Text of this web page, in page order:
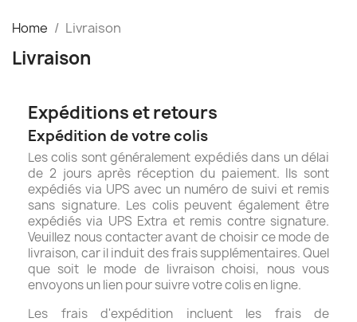
Home Livraison
Livraison
Expéditions et retours
Expédition de votre colis
Les colis sont généralement expédiés dans un délai
de 2 jours après réception du paiement. Ils sont
expédiés via UPS avec un numéro de suivi et remis
sans signature. Les colis peuvent également être
expédiés via UPS Extra et remis contre signature.
Veuillez nous contacter avant de choisir ce mode de
livraison, car il induit des frais supplémentaires. Quel
que soit le mode de livraison choisi, nous vous
envoyons un lien pour suivre votre colis en ligne.
Les frais d'expédition incluent les frais de